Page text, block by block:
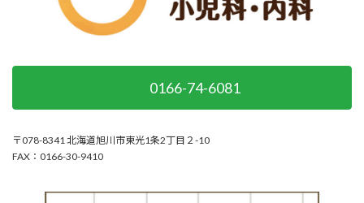
0166-74-6081
〒078-8341 北海道旭川市東光1条2丁目２-10
FAX：0166-30-9410